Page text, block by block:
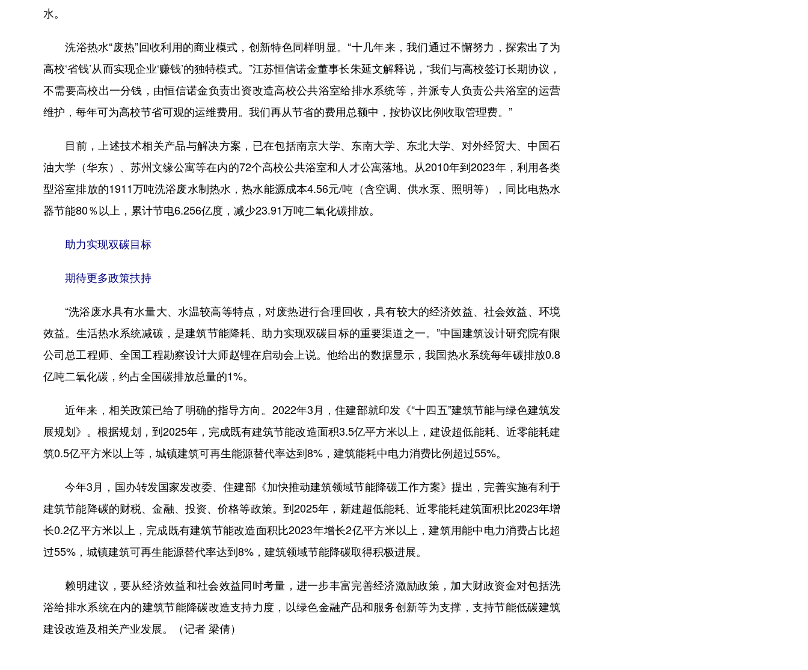
水。
洗浴热水“废热”回收利用的商业模式，创新特色同样明显。“十几年来，我们通过不懈努力，探索出了为
高校‘省钱’从而实现企业‘赚钱’的独特模式。”江苏恒信诺金董事长朱延文解释说，“我们与高校签订长期协议，
不需要高校出一分钱，由恒信诺金负责出资改造高校公共浴室给排水系统等，并派专人负责公共浴室的运营
维护，每年可为高校节省可观的运维费用。我们再从节省的费用总额中，按协议比例收取管理费。”
目前，上述技术相关产品与解决方案，已在包括南京大学、东南大学、东北大学、对外经贸大、中国石
油大学（华东）、苏州文缘公寓等在内的72个高校公共浴室和人才公寓落地。从2010年到2023年，利用各类
型浴室排放的1911万吨洗浴废水制热水，热水能源成本4.56元/吨（含空调、供水泵、照明等），同比电热水
器节能80％以上，累计节电6.256亿度，减少23.91万吨二氧化碳排放。
助力实现双碳目标
期待更多政策扶持
“洗浴废水具有水量大、水温较高等特点，对废热进行合理回收，具有较大的经济效益、社会效益、环境
效益。生活热水系统减碳，是建筑节能降耗、助力实现双碳目标的重要渠道之一。”中国建筑设计研究院有限
公司总工程师、全国工程勘察设计大师赵锂在启动会上说。他给出的数据显示，我国热水系统每年碳排放0.8
亿吨二氧化碳，约占全国碳排放总量的1%。
近年来，相关政策已给了明确的指导方向。2022年3月，住建部就印发《“十四五”建筑节能与绿色建筑发
展规划》。根据规划，到2025年，完成既有建筑节能改造面积3.5亿平方米以上，建设超低能耗、近零能耗建
筑0.5亿平方米以上等，城镇建筑可再生能源替代率达到8%，建筑能耗中电力消费比例超过55%。
今年3月，国办转发国家发改委、住建部《加快推动建筑领域节能降碳工作方案》提出，完善实施有利于
建筑节能降碳的财税、金融、投资、价格等政策。到2025年，新建超低能耗、近零能耗建筑面积比2023年增
长0.2亿平方米以上，完成既有建筑节能改造面积比2023年增长2亿平方米以上，建筑用能中电力消费占比超
过55%，城镇建筑可再生能源替代率达到8%，建筑领域节能降碳取得积极进展。
赖明建议，要从经济效益和社会效益同时考量，进一步丰富完善经济激励政策，加大财政资金对包括洗
浴给排水系统在内的建筑节能降碳改造支持力度，以绿色金融产品和服务创新等为支撑，支持节能低碳建筑
建设改造及相关产业发展。（记者 梁倩）